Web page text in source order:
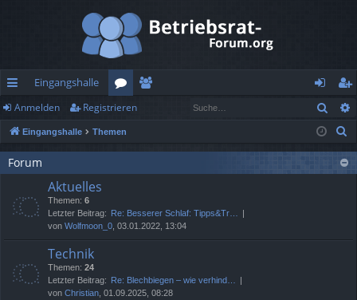
ch
ne
llz
rif
f
Eingangshalle
or
en
n
m
eg
ist
rie
Anmelden Registrieren
Eingangshalle Themen
Forum
Aktuelles
Themen: 6
Letzter Beitrag: Re: Besserer Schlaf: Tipps&Tr…
von Wolfmoon_0 , 03.01.2022, 13:04
Technik
Themen: 24
Letzter Beitrag: Re: Blechbiegen – wie verhind…
von Christian , 01.09.2025, 08:28